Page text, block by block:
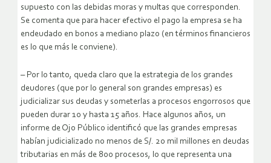
supuesto con las debidas moras y multas que corresponden.
Se comenta que para hacer efectivo el pago la empresa se ha
endeudado en bonos a mediano plazo (en términos financieros
es lo que más le conviene).
– Por lo tanto, queda claro que la estrategia de los grandes
deudores (que por lo general son grandes empresas) es
judicializar sus deudas y someterlas a procesos engorrosos que
pueden durar 10 y hasta 15 años. Hace algunos años, un
informe de Ojo Público identificó que las grandes empresas
habían judicializado no menos de S/. 20 mil millones en deudas
tributarias en más de 800 procesos, lo que representa una